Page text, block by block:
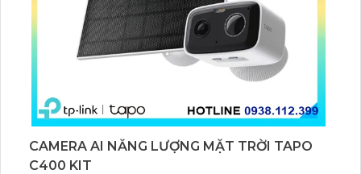
CAMERA AI NĂNG LƯỢNG MẶT TRỜI TAPO
C400 KIT